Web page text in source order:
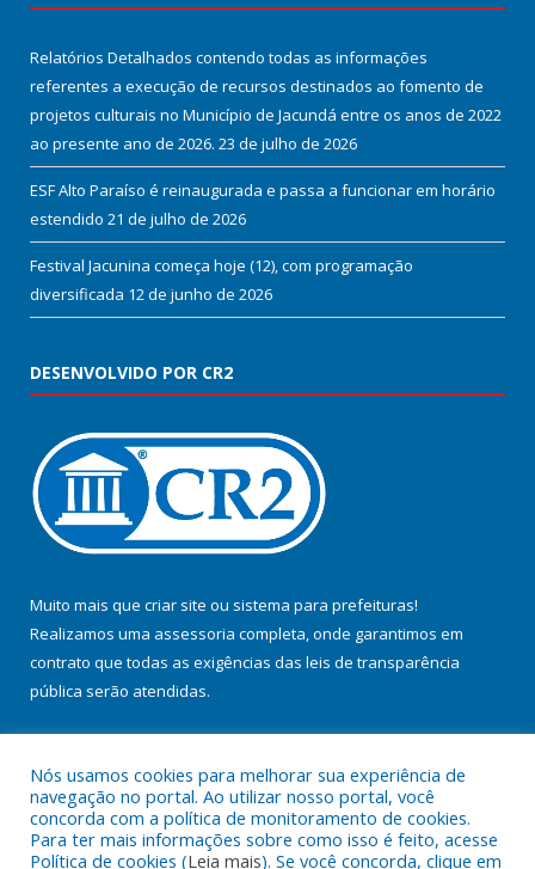
Relatórios Detalhados contendo todas as informações
referentes a execução de recursos destinados ao fomento de
projetos culturais no Município de Jacundá entre os anos de 2022
ao presente ano de 2026. 23 de julho de 2026
ESF Alto Paraíso é reinaugurada e passa a funcionar em horário
estendido 21 de julho de 2026
Festival Jacunina começa hoje (12), com programação
diversificada 12 de junho de 2026
DESENVOLVIDO POR CR2
Muito mais que criar site ou sistema para prefeituras!
Realizamos uma assessoria completa, onde garantimos em
contrato que todas as exigências das leis de transparência
pública serão atendidas.
Nós usamos cookies para melhorar sua experiência de
navegação no portal. Ao utilizar nosso portal, você
concorda com a política de monitoramento de cookies.
Para ter mais informações sobre como isso é feito, acesse
Política de cookies (Leia mais). Se você concorda, clique em